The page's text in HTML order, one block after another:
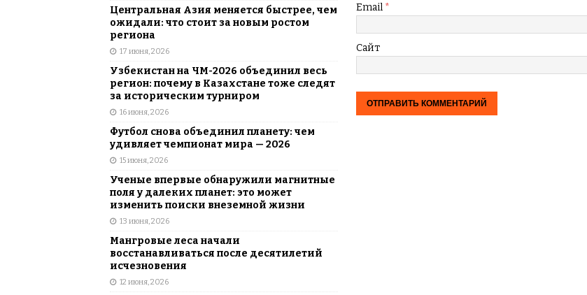
Email *
Сайт
Центральная Азия меняется быстрее, чем
ожидали: что стоит за новым ростом
региона
17 июня, 2026
Узбекистан на ЧМ-2026 объединил весь
регион: почему в Казахстане тоже следят
за историческим турниром
16 июня, 2026
Футбол снова объединил планету: чем
удивляет чемпионат мира — 2026
15 июня, 2026
Ученые впервые обнаружили магнитные
поля у далеких планет: это может
изменить поиски внеземной жизни
13 июня, 2026
Мангровые леса начали
восстанавливаться после десятилетий
исчезновения
12 июня, 2026